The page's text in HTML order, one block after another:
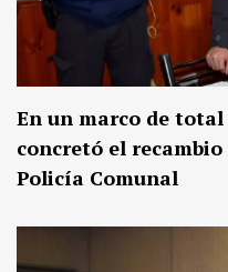
En un marco de
concretó el
Policía Comunal